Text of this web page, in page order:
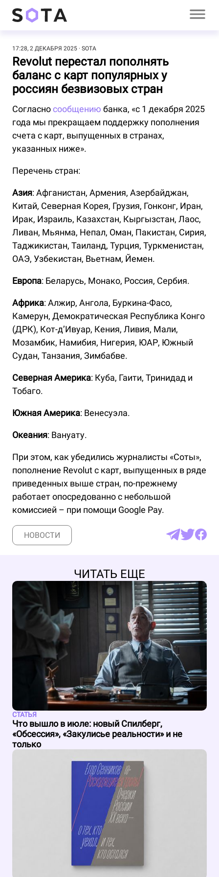
17:28, 2 ДЕКАБРЯ 2025 SOTA
Revolut перестал пополнять
баланс с карт популярных у
россиян безвизовых стран
Согласносообщению банка, «с 1 декабря 2025
года мы прекращаем поддержку пополнения
счета с карт, выпущенных в странах,
указанных ниже».
Перечень стран:
Азия: Афганистан, Армения, Азербайджан,
Китай, Северная Корея, Грузия, Гонконг, Иран,
Ирак, Израиль, Казахстан, Кыргызстан, Лаос,
Ливан, Мьянма, Непал, Оман, Пакистан, Сирия,
Таджикистан, Таиланд, Турция, Туркменистан,
ОАЭ, Узбекистан, Вьетнам, Йемен.
Европа: Беларусь, Монако, Россия, Сербия.
Африка: Алжир, Ангола, Буркина-Фасо,
Камерун, Демократическая Республика Конго
(ДРК), Кот-д’Ивуар, Кения, Ливия, Мали,
Мозамбик, Намибия, Нигерия, ЮАР, Южный
Судан, Танзания, Зимбабве.
Северная Америка: Куба, Гаити, Тринидад и
Тобаго.
Южная Америка: Венесуэла.
Океания: Вануату.
При этом, как убедились журналисты «Соты»,
пополнение Revolut с карт, выпущенных в ряде
приведенных выше стран, по-прежнему
работает опосредованно с небольшой
комиссией – при помощи Google Pay.
НОВОСТИ
ЧИТАТЬ ЕЩЕ
СТАТЬЯ
Что вышло в июле: новый Спилберг,
«Обсессия», «Закулисье реальности» и не
только